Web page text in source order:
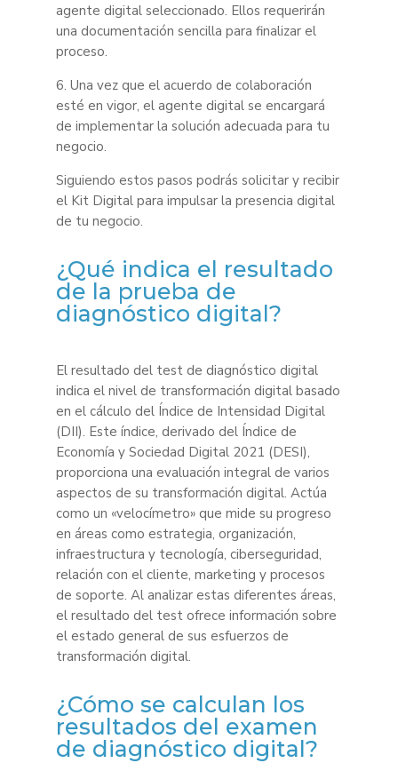
agente digital seleccionado. Ellos requerirán
una documentación sencilla para finalizar el
proceso.
6. Una vez que el acuerdo de colaboración
esté en vigor, el agente digital se encargará
de implementar la solución adecuada para tu
negocio.
Siguiendo estos pasos podrás solicitar y recibir
el Kit Digital para impulsar la presencia digital
de tu negocio.
¿Qué indica el resultado
de la prueba de
diagnóstico digital?
El resultado del test de diagnóstico digital
indica el nivel de transformación digital basado
en el cálculo del Índice de Intensidad Digital
(DII). Este índice, derivado del Índice de
Economía y Sociedad Digital 2021 (DESI),
proporciona una evaluación integral de varios
aspectos de su transformación digital. Actúa
como un «velocímetro» que mide su progreso
en áreas como estrategia, organización,
infraestructura y tecnología, ciberseguridad,
relación con el cliente, marketing y procesos
de soporte. Al analizar estas diferentes áreas,
el resultado del test ofrece información sobre
el estado general de sus esfuerzos de
transformación digital.
¿Cómo se calculan los
resultados del examen
de diagnóstico digital?